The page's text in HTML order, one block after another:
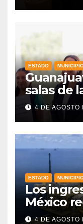
ESTADO
salas de
de4 DE AGOSTO
ESTADO
Los
México
drástica
4 DE AGOSTO